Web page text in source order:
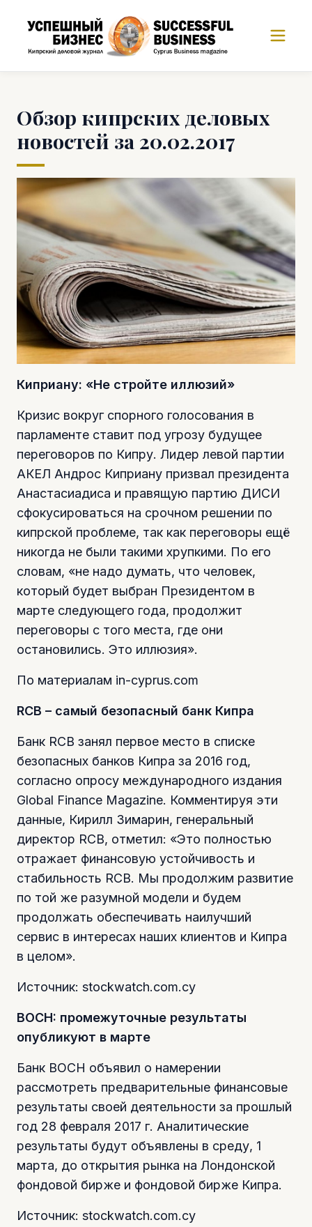
Обзор кипрских деловых
новостей за 20.02.2017
Киприану: «Не стройте иллюзий»
Кризис вокруг спорного голосования в
парламенте ставит под угрозу будущее
переговоров по Кипру. Лидер левой партии
АКЕЛ Андрос Киприану призвал президента
Анастасиадиса и правящую партию ДИСИ
сфокусироваться на срочном решении по
кипрской проблеме, так как переговоры ещё
никогда не были такими хрупкими. По его
словам, «не надо думать, что человек,
который будет выбран Президентом в
марте следующего года, продолжит
переговоры с того места, где они
остановились. Это иллюзия».
По материалам in-cyprus.com
RCB – самый безопасный банк Кипра
Банк RCB занял первое место в списке
безопасных банков Кипра за 2016 год,
согласно опросу международного издания
Global Finance Magazine. Комментируя эти
данные, Кирилл Зимарин, генеральный
директор RCB, отметил: «Это полностью
отражает финансовую устойчивость и
стабильность RCB. Мы продолжим развитие
по той же разумной модели и будем
продолжать обеспечивать наилучший
сервис в интересах наших клиентов и Кипра
в целом».
Источник: stockwatch.com.cy
BOCH: промежуточные результаты
опубликуют в марте
Банк BOCH объявил о намерении
рассмотреть предварительные финансовые
результаты своей деятельности за прошлый
год 28 февраля 2017 г. Аналитические
результаты будут объявлены в среду, 1
марта, до открытия рынка на Лондонской
фондовой бирже и фондовой бирже Кипра.
Источник: stockwatch.com.cy